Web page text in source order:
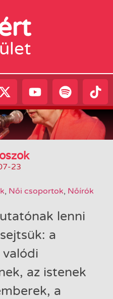
23
, Női csoportok, Nőírók
lenni
a
az istenek
a